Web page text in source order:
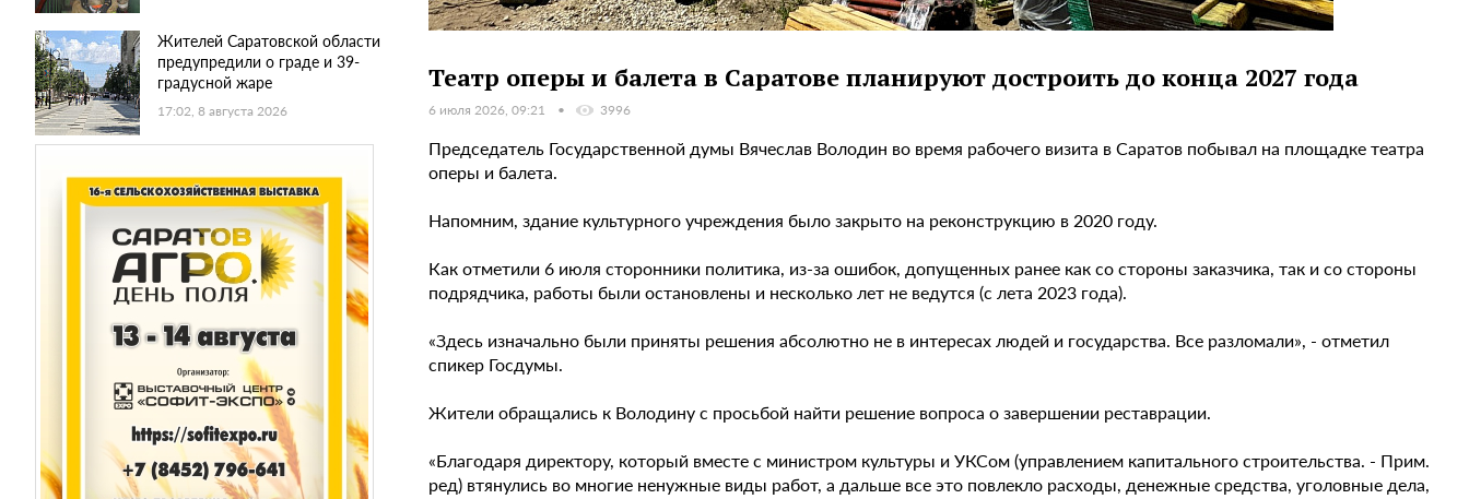
Жителей Саратовской области
предупредили о граде и 39-
градусной жаре
17:02, 8 августа 2026
Театр оперы и балета в Саратове планируют достроить до конца 2027 года
6 июля 2026, 09:21 3996
Председатель Государственной думы Вячеслав Володин во время рабочего визита в Саратов побывал на площадке театра
оперы и балета.
Напомним, здание культурного учреждения было закрыто на реконструкцию в 2020 году.
Как отметили 6 июля сторонники политика, из-за ошибок, допущенных ранее как со стороны заказчика, так и со стороны
подрядчика, работы были остановлены и несколько лет не ведутся (с лета 2023 года).
«Здесь изначально были приняты решения абсолютно не в интересах людей и государства. Все разломали», - отметил
спикер Госдумы.
Жители обращались к Володину с просьбой найти решение вопроса о завершении реставрации.
«Благодаря директору, который вместе с министром культуры и УКСом (управлением капитального строительства. - Прим.
ред) втянулись во многие ненужные виды работ, а дальше все это повлекло расходы, денежные средства, уголовные дела,